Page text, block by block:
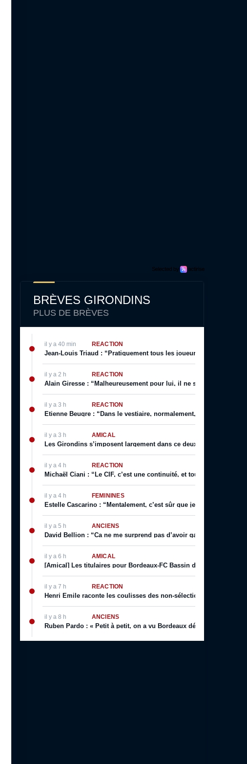
BRÈVES GIRONDINS
PLUS DE BRÈVES
il y a 40 min RÉACTION
Jean-Louis Triaud : “Pratiquement tous les joueurs qui sont
il y a 2 h RÉACTION
Alain Giresse : “Malheureusement pour lui, il ne s’en est jamais
il y a 3 h RÉACTION
Etienne Beugre : “Dans le vestiaire, normalement, chaque
il y a 3 h AMICAL
Les Girondins s’imposent largement dans ce deuxième match de
il y a 4 h RÉACTION
Michaël Ciani : “Le CIF, c’est une continuité, et toujours cette
il y a 4 h FÉMININES
Estelle Cascarino : “Mentalement, c’est sûr que je suis plus
il y a 5 h ANCIENS
David Bellion : “Ca ne me surprend pas d’avoir gagné des titres
il y a 6 h AMICAL
[Amical] Les titulaires pour Bordeaux-FC Bassin d’Arcachon
il y a 7 h RÉACTION
Henri Emile raconte les coulisses des non-sélections d’Eric
il y a 8 h ANCIENS
Ruben Pardo : « Petit à petit, on a vu Bordeaux dériver »